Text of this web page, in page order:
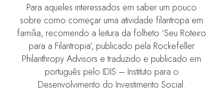
Para aqueles interessados em saber um pouco
sobre como começar uma atividade filantropa em
família, recomendo a leitura da folheto ‘Seu Roteiro
para a Filantropia’, publicado pela Rockefeller
Philanthropy Advisors e traduzido e publicado em
português pelo IDIS – Instituto para o
Desenvolvimento do Investimento Social.